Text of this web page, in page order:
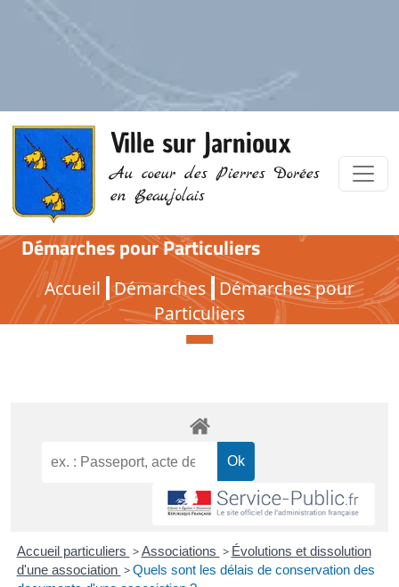
Ville sur Jarnioux
Au coeur des Pierres Dorées
en Beaujolais
Démarches pour Particuliers
Accueil Démarches Démarches pour
Particuliers
Démarches pour Particuliers
Accueil particuliers > Associations > Évolutions et dissolution
d'une association > Quels sont les délais de conservation des